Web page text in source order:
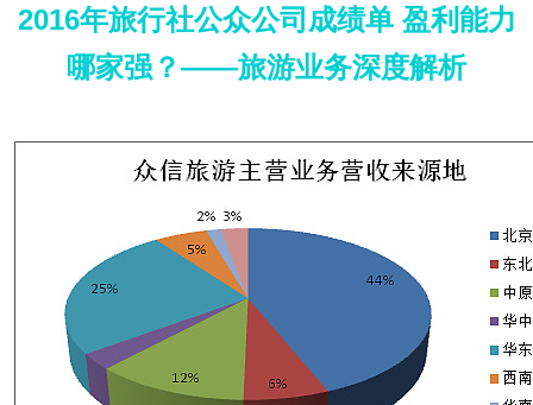
2016年旅行社公众公司成绩单 盈利能力
哪家强？——旅游业务深度解析